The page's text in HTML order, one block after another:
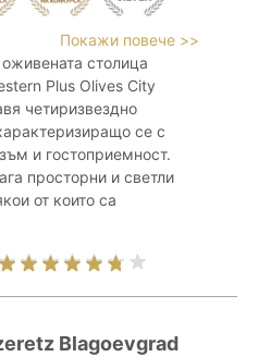
Покажи повече >>
столица
Plus Olives City
четиризвездно
се с
и гостоприемност.
просторни и светли
от които са
Blagoevgrad